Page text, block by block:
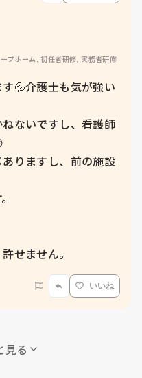
プホーム, 初任者研修, 実務者研修
💦介護士も気が強い
ないですし、看護師
りますし、前の施設
せません。
いいね
見る